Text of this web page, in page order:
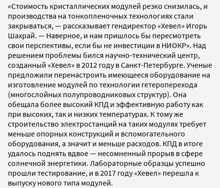
«Стоимость кристаллических модулей резко снизилась, и
производства на тонкопленочных технологиях стали
закрываться, — рассказывает гендиректор «Хевел» Игорь
Шахрай. — Наверное, и нам пришлось бы пересмотреть
свои перспективы, если бы не инвестиции в НИОКР». Над
решением проблемы бился научно-технический центр,
созданный «Хевел» в 2012 году в Санкт-Петербурге. Ученые
предложили перенастроить имеющееся оборудование на
изготовление модулей по технологии гетероперехода
(многослойных полупроводниковых структур). Она
обещала более высокий КПД и эффективную работу как
при высоких, так и низких температурах. К тому же
строительство электростанций на таких модулях требует
меньше опорных конструкций и вспомогательного
оборудования, а значит и меньше расходов. КПД в итоге
удалось поднять вдвое — несомненный прорыв в сфере
солнечной энергетики. Лабораторные образцы успешно
прошли тестирование, и в 2017 году «Хевел» перешла к
выпуску нового типа модулей.